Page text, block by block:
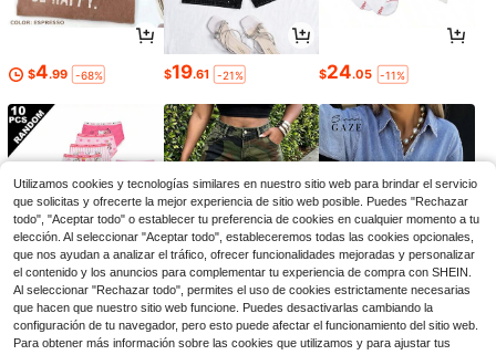
$4.99 -68% $19.61 -21% $24.05 -11%
$12.99 -10% $21.81 -24% $39.59 -11%
Utilizamos cookies y tecnologías similares en nuestro sitio web para brindar el servicio
que solicitas y ofrecerte la mejor experiencia de sitio web posible. Puedes "Rechazar
todo", "Aceptar todo" o establecer tu preferencia de cookies en cualquier momento a tu
elección. Al seleccionar "Aceptar todo", estableceremos todas las cookies opcionales,
que nos ayudan a analizar el tráfico, ofrecer funcionalidades mejoradas y personalizar
el contenido y los anuncios para complementar tu experiencia de compra con SHEIN.
Al seleccionar "Rechazar todo", permites el uso de cookies estrictamente necesarias
que hacen que nuestro sitio web funcione. Puedes desactivarlas cambiando la
configuración de tu navegador, pero esto puede afectar el funcionamiento del sitio web.
Para obtener más información sobre las cookies que utilizamos y para ajustar tus